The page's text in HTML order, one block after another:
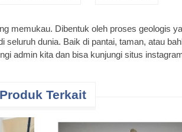
memukau. Dibentuk oleh proses geologis
dunia. Baik di pantai, taman, atau
admin kita dan bisa kunjungi situs
Produk Terkait